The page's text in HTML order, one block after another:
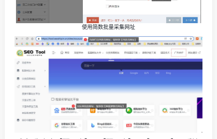
使用简数批量采集网址